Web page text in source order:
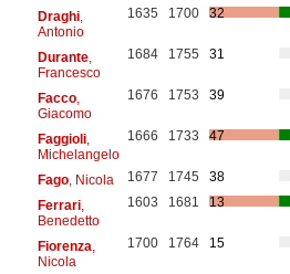
Draghi,
Antonio
1635 1700 32
Durante,
Francesco
1684 1755 31
Facco,
Giacomo
1676 1753 39
Faggioli,
Michelangelo
1666 1733 47
Fago, Nicola 1677 1745
38
Ferrari,
Benedetto
1603 1681 13
Fiorenza
Nicola
1700 1764 15